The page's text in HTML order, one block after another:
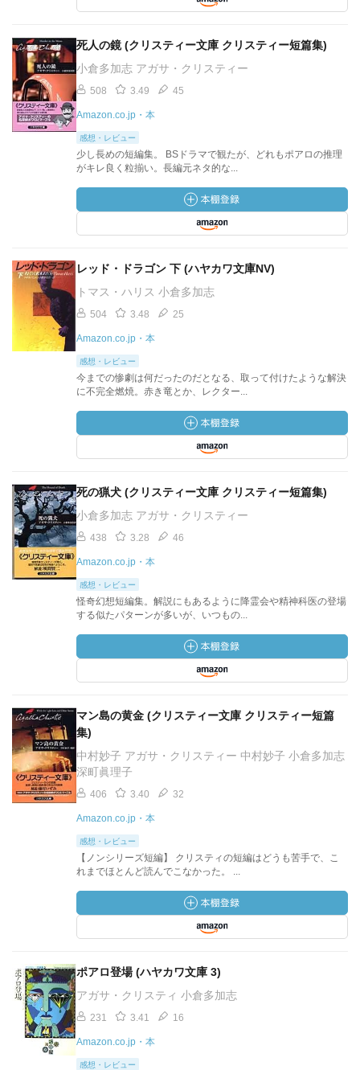
死人の鏡 (クリスティー文庫 クリスティー短篇集)
小倉多加志 アガサ・クリスティー
508 3.49 45
Amazon.co.jp・本
感想・レビュー
少し長めの短編集。 BSドラマで観たが、どれもポアロの推理
がキレ良く粒揃い。長編元ネタ的な...
レッド・ドラゴン 下 (ハヤカワ文庫NV)
トマス・ハリス 小倉多加志
504 3.48 25
Amazon.co.jp・本
感想・レビュー
今までの惨劇は何だったのだとなる、取って付けたような解決
に不完全燃焼。赤き竜とか、レクター...
死の猟犬 (クリスティー文庫 クリスティー短篇集)
小倉多加志 アガサ・クリスティー
438 3.28 46
Amazon.co.jp・本
感想・レビュー
怪奇幻想短編集。解説にもあるように降霊会や精神科医の登場
する似たパターンが多いが、いつもの...
マン島の黄金 (クリスティー文庫 クリスティー短篇
集)
中村妙子 アガサ・クリスティー 中村妙子 小倉多加志
深町眞理子
406 3.40 32
Amazon.co.jp・本
感想・レビュー
【ノンシリーズ短編】 クリスティの短編はどうも苦手で、こ
れまでほとんど読んでこなかった。 ...
ポアロ登場 (ハヤカワ文庫 3)
アガサ・クリスティ 小倉多加志
231 3.41 16
Amazon.co.jp・本
感想・レビュー